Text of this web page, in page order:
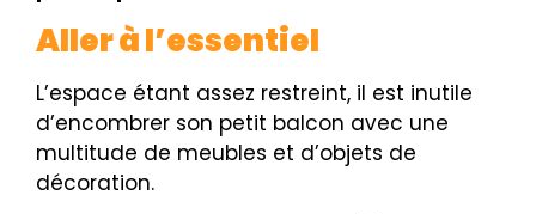
Aller à l’essentiel
L’espace étant assez restreint, il est inutile
d’encombrer son petit balcon avec une
multitude de meubles et d’objets de
décoration.